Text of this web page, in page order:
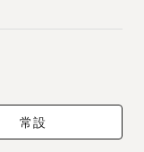
常設